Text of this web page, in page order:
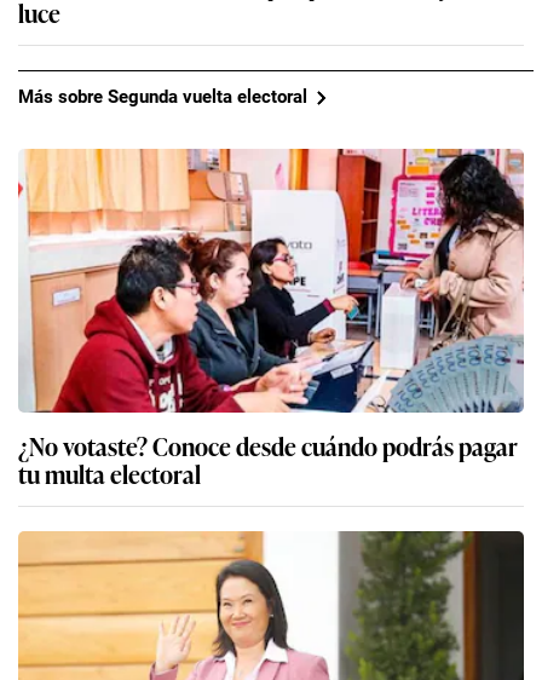
luce
Más sobre Segunda vuelta electoral
¿No votaste? Conoce desde cuándo podrás pagar
tu multa electoral